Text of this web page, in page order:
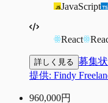
JavaScript
React
詳しく見る 募集
提供: Findy
960,000円